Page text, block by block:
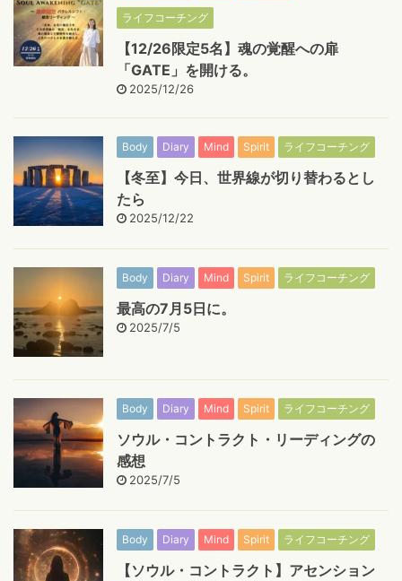
ライフコーチング
【12/26限定5名】魂の覚醒への扉
「GATE」を開ける。
2025/12/26
Body Diary Mind Spirit ライフコーチング
【冬至】今日、世界線が切り替わるとし
たら
2025/12/22
Body Diary Mind Spirit ライフコーチング
最高の7月5日に。
2025/7/5
Body Diary Mind Spirit ライフコーチング
ソウル・コントラクト・リーディングの
感想
2025/7/5
Body Diary Mind Spirit ライフコーチング
【ソウル・コントラクト】アセンション